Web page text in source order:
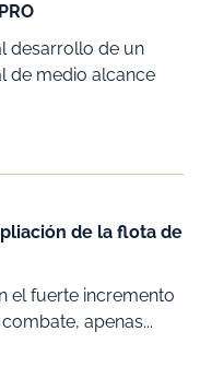
desarrollo de un
de medio alcance
de la flota de
el fuerte incremento
apenas...